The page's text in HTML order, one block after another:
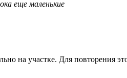
еще маленькие
участке. Для повторения